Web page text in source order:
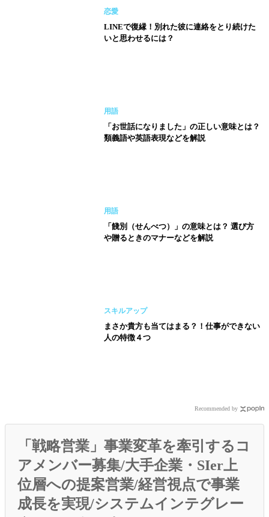
恋愛
LINEで復縁！別れた彼に連絡をとり続けた
いと思わせるには？
用語
「お世話になりました」の正しい意味とは？
類義語や英語表現などを解説
用語
「餞別（せんべつ）」の意味とは？ 選び方
や贈るときのマナーなどを解説
スキルアップ
まさか貴方も当てはまる？！仕事ができない
人の特徴４つ
Recommended by
「戦略営業」事業変革を牽引するコ
アメンバー募集/大手企業・SIer上
位層への提案営業/経営視点で事業
成長を実現/システムインテグレー